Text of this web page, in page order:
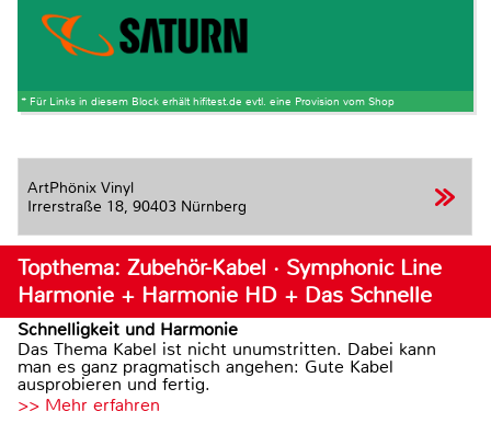
* Für Links in diesem Block erhält hifitest.de evtl. eine Provision vom Shop
ArtPhönix Vinyl
Irrerstraße 18, 90403 Nürnberg
Topthema: Zubehör-Kabel · Symphonic Line
Harmonie + Harmonie HD + Das Schnelle
Schnelligkeit und Harmonie
Das Thema Kabel ist nicht unumstritten. Dabei kann
man es ganz pragmatisch angehen: Gute Kabel
ausprobieren und fertig.
>> Mehr erfahren